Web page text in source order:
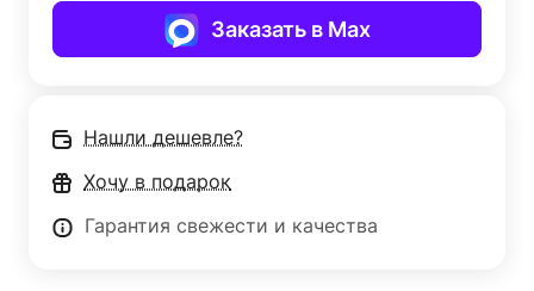
Заказать в Max
Нашли дешевле?
Хочу в подарок
Гарантия свежести и качества